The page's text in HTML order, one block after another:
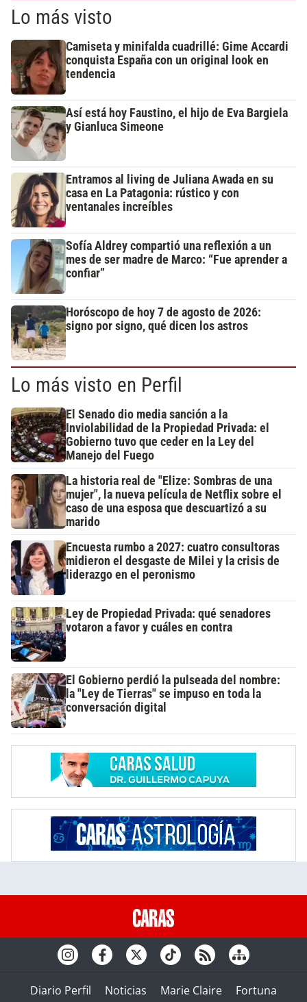
Lo más visto
Camiseta y minifalda cuadrillé: Gime Accardi
conquista España con un original look en
tendencia
Así está hoy Faustino, el hijo de Eva Bargiela
y Gianluca Simeone
Entramos al living de Juliana Awada en su
casa en La Patagonia: rústico y con
ventanales increíbles
Sofía Aldrey compartió una reflexión a un
mes de ser madre de Marco: “Fue aprender a
confiar”
Horóscopo de hoy 7 de agosto de 2026:
signo por signo, qué dicen los astros
Lo más visto en Perfil
El Senado dio media sanción a la
Inviolabilidad de la Propiedad Privada: el
Gobierno tuvo que ceder en la Ley del
Manejo del Fuego
La historia real de "Elize: Sombras de una
mujer", la nueva película de Netflix sobre el
caso de una esposa que descuartizó a su
marido
Encuesta rumbo a 2027: cuatro consultoras
midieron el desgaste de Milei y la crisis de
liderazgo en el peronismo
Ley de Propiedad Privada: qué senadores
votaron a favor y cuáles en contra
El Gobierno perdió la pulseada del nombre:
la "Ley de Tierras" se impuso en toda la
conversación digital
Diario Perfil Noticias Marie Claire Fortuna